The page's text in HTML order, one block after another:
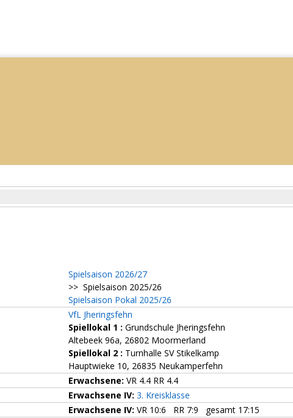
Spielsaison 2026/27
>> Spielsaison 2025/26
Spielsaison Pokal 2025/26
VfL Jheringsfehn
Spiellokal 1 : Grundschule Jheringsfehn
Altebeek 96a, 26802 Moormerland
Spiellokal 2 : Turnhalle SV Stikelkamp
Hauptwieke 10, 26835 Neukamperfehn
Erwachsene: VR 4.4 RR 4.4
Erwachsene IV: 3. Kreisklasse
Erwachsene IV: VR 10:6 RR 7:9 gesamt 17:15